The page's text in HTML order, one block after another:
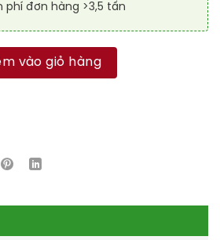
phí đơn hàng >3,5 tấn
GUARD SL 1035 số lượng
vào giỏ hàng